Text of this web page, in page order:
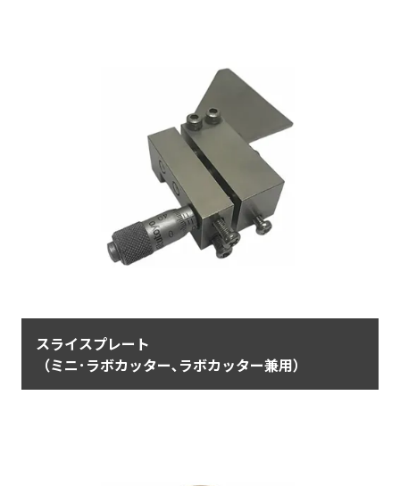
スライスプレート
（ミニ･ラボカッター､ラボカッター兼用）